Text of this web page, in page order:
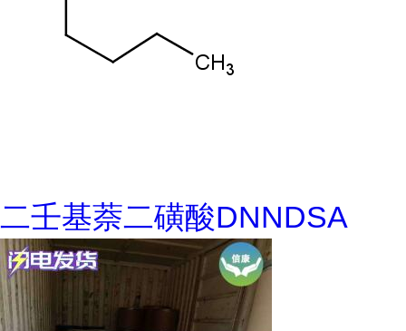
二壬基萘二磺酸DNNDSA